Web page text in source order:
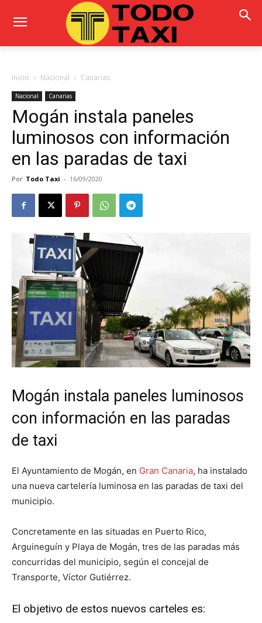
Inicio Nacional Canarias
Nacional Canarias
Mogán instala paneles
luminosos con información
en las paradas de taxi
Por Todo Taxi - 16/09/2020
Mogán instala paneles luminosos
con información en las paradas
de taxi
El Ayuntamiento de Mogán, en Gran Canaria, ha instalado
una nueva cartelería luminosa en las paradas de taxi del
municipio.
Concretamente en las situadas en Puerto Rico,
Arguineguín y Playa de Mogán, tres de las paradas más
concurridas del municipio, según el concejal de
Transporte, Víctor Gutiérrez.
El objetivo de estos nuevos carteles es: